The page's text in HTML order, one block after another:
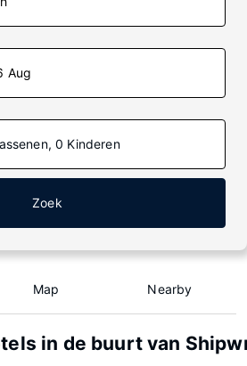
Aug
0 Kinderen
Zoek
Map Nearby
in de buurt van